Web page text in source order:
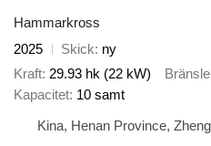
Hammarkross
2025
Skick ny
Kraft 29.93 hk (22 kW) Bränsle
Kapacitet 10 samt